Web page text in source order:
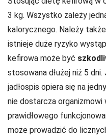
3 kg. Wszystko zależy
kalorycznego. Należy
istnieje duże ryzyko
kefirowa może być
stosowana dłużej niż 5
jadłospis opiera się na
nie dostarcza
prawidłowego
może prowadzić do